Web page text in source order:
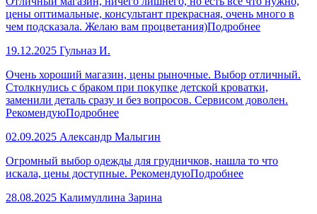
цены оптимальные, консультант прекрасная, очень много в
чем подсказала. Желаю вам процветания)Подробнее
19.12.2025 Гульназ И.
Очень хороший магазин, цены рыночные. Выбор отличный.
Столкнулись с браком при покупке детской кроватки,
заменили деталь сразу и без вопросов. Сервисом доволен.
РекомендуюПодробнее
02.09.2025 Александр Малыгин
Огромный выбор одежды для грудничков, нашла то что
искала, цены доступные. РекомендуюПодробнее
28.08.2025 Калимуллина Зарина